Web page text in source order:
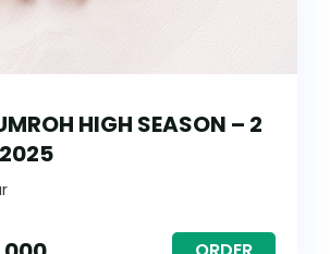
HIGH SEASON – 2